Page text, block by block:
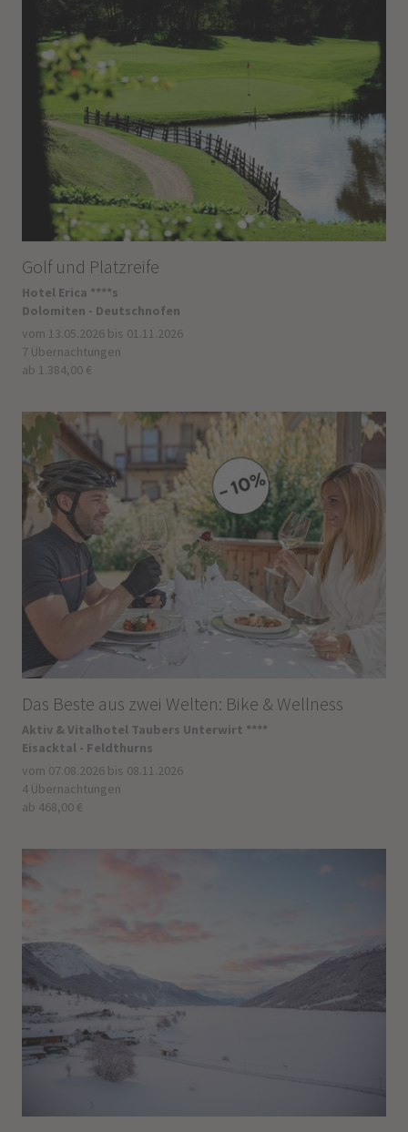
Golf und Platzreife
Hotel Erica ****s
Dolomiten - Deutschnofen
vom 13.05.2026 bis 01.11.2026
7 Übernachtungen
ab 1.384,00 €
Das Beste aus zwei Welten: Bike & Wellness
Aktiv & Vitalhotel Taubers Unterwirt ****
Eisacktal - Feldthurns
vom 07.08.2026 bis 08.11.2026
4 Übernachtungen
ab 468,00 €